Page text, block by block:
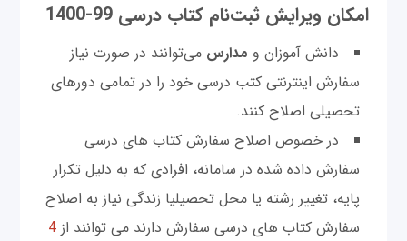
امکان ویرایش ثبت‌نام کتاب درسی 99-1400
دانش آموزان و مدارس می‌توانند در صورت نیاز
سفارش اینترنتی کتب درسی خود را در تمامی دورهای
تحصیلی اصلاح کنند.
در خصوص اصلاح سفارش کتاب های درسی
سفارش داده شده در سامانه، افرادی که به دلیل تکرار
پایه، تغییر رشته یا محل تحصیلیا زندگی نیاز به اصلاح
سفارش کتاب های درسی سفارش دارند می توانند از4